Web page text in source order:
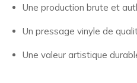
Une production brute et
Un pressage vinyle de
Une valeur artistique